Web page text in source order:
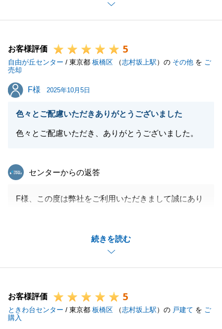
買主様がこれからもお住まいになり続けるためトラブ
ルがないように細心の注意を払い取り組んでいけたと
これから始まる新生活が、明るく豊かであることを願
っております。
この度はお取引ありがとうございました。
閉じる
お客様評価 5
自由が丘センター / 東京都 板橋区 （志村坂上駅）の その他 を ご
売却
F様
F様 2025年10月5日
色々とご配慮いただきありがとうございました
色々とご配慮いただき、ありがとうございました。
続きを読む
東急リバブル
センターからの返答
F様、この度は弊社をご利用いただきまして誠にあり
また何か不動産に関することでお困りのことがござい
ましたらお気軽にお申し付けください。
お客様評価 5
ときわ台センター / 東京都 板橋区 （志村坂上駅）の 戸建て を ご
購入